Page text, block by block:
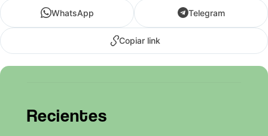
WhatsApp Telegram
Copiar link
Recientes